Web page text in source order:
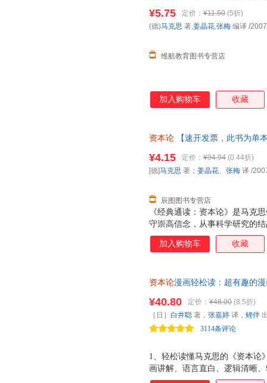
以，贯穿《经典通读：资本论
卷里，马克思暂时撇开流通过
¥5.75 定价： ¥11.50 (5折)
维航教育图书专营店
(德)马克思 著,姜晶花,张梅 编译 /
加入购物车 收藏
资本论 【速开发票，此书为单
《经典通读：资本论》是马克
守崇高信念，从事科学研究的
第二、第三卷由恩格斯整理，
整理出版了马克思计划中的关
书研究的，是资本主义生产方
以，贯穿《经典通读：资本论
卷里，马克思暂时撇开流通过
心是研究剩余价值的生产问题。
¥4.15 定价： ¥94.94 (0.44折)
辰图图书专营店
[德]马克思 著； 姜晶花、 张梅 译 /
加入购物车 收藏
资本论漫画轻松读：超有趣的
《资本论》真的很容易！工资
1、轻松读懂马克思的《资本论
画讲解、语言直白、逻辑清晰
指南！ 3、32个核心关键词
¥40.80 定价： ¥48.00 (8.5折)
3114条评论
［日］ 白井聪 著， 张嘉婷 译， 鲤伴